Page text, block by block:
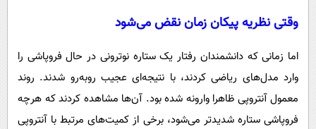
وقتی نظریه پیکان زمان نقض می‌شود
اما زمانی که دانشمندان رفتار یک ستاره نوترونی در حال فروپاشی را
وارد مدل‌های ریاضی کردند، با نتیجه‌ای عجیب روبه‌رو شدند. روند
معمول آنتروپی ظاهرا وارونه شده بود. آن‌ها مشاهده کردند که هرچه
فروپاشی ستاره شدیدتر می‌شود، برخی از کمیت‌های مرتبط با آنتروپی